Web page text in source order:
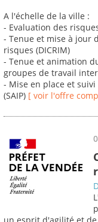
A l'échelle de la ville :
- Evaluation des
- Tenue et mise à jour
risques (DICRIM)
- Tenue et animation
groupes de travail
- Mise en place et
(SAIP) [ voir l'offre